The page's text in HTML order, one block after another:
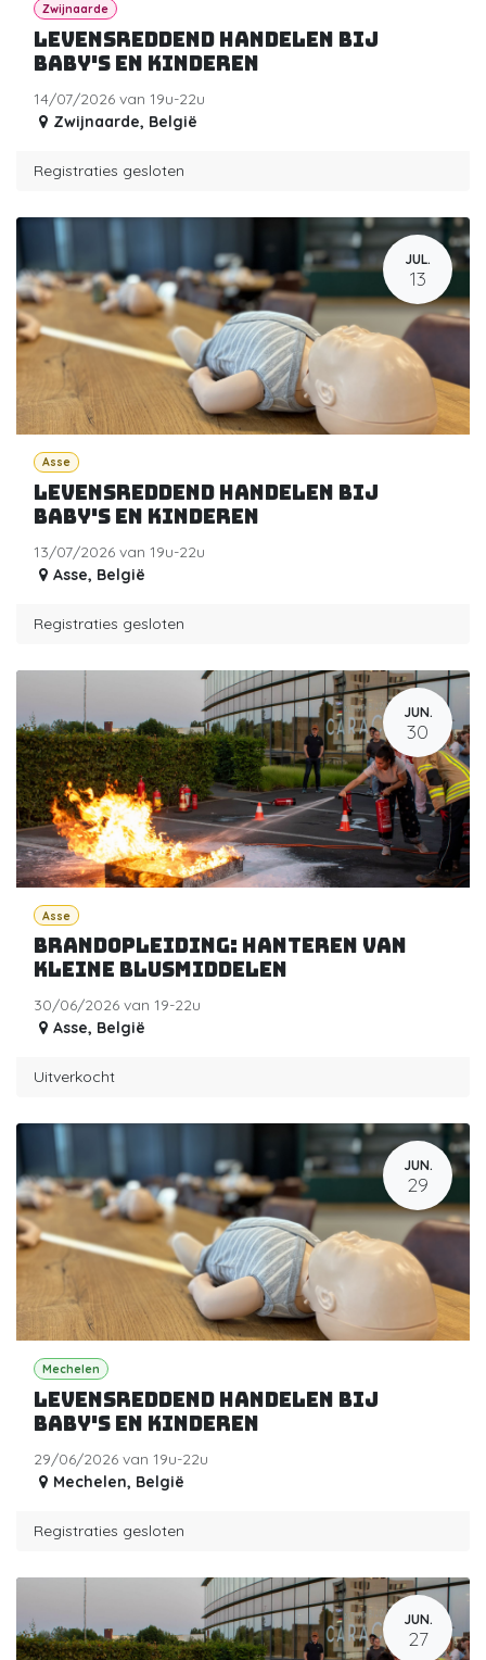
Zwijnaarde
Levensreddend handelen bij
baby's en kinderen
14/07/2026 van 19u-22u
Zwijnaarde, België
Registraties gesloten
JUL.
13
Asse
Levensreddend handelen bij
baby's en kinderen
13/07/2026 van 19u-22u
Asse, België
Registraties gesloten
JUN.
30
Asse
Brandopleiding: Hanteren van
kleine blusmiddelen
30/06/2026 van 19-22u
Asse, België
Uitverkocht
JUN.
29
Mechelen
Levensreddend handelen bij
baby's en kinderen
29/06/2026 van 19u-22u
Mechelen, België
Registraties gesloten
JUN.
27